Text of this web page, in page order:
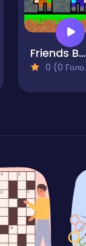
Friends Battle Crepgun
0 (0 Голосів)